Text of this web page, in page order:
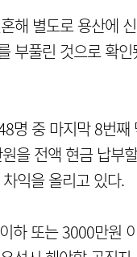
해 별도로 용산에
부풀린 것으로 확
명 중 마지막 8번
을 전액 현금 납부
익을 올리고 있다.
하 또는 3000만원